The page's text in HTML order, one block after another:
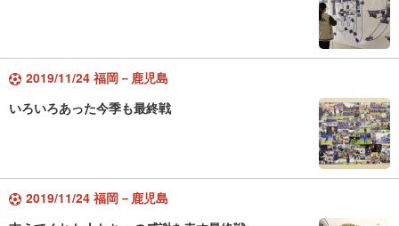
2019/11/24 福岡－鹿児島
いろいろあった今季も最終戦
2019/11/24 福岡－鹿児島